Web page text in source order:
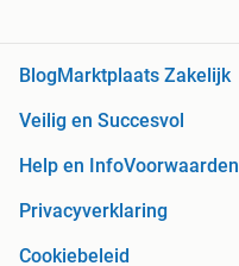
Blog Marktplaats Zakelijk
Veilig en Succesvol
Help en InfoVoorwaarden
Privacyverklaring
Cookiebeleid